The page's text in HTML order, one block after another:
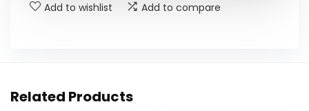
Add to wishlist Add to compare
Related Products